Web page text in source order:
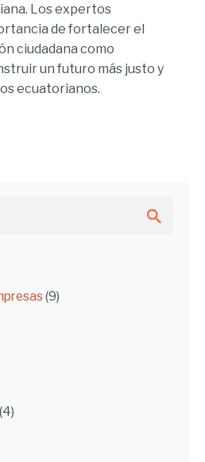
(9)
(4)
Los expertos
de fortalecer el
ciudadana como
un futuro más justo y
ecuatorianos.